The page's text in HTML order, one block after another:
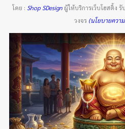
โดย : Shop SDesign ผู้ให้บริการเว็บโฮสติ้ง
วงจร(นโยบายควา